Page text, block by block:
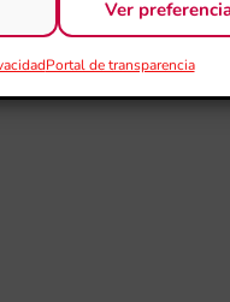
Ver
Portal de transparencia